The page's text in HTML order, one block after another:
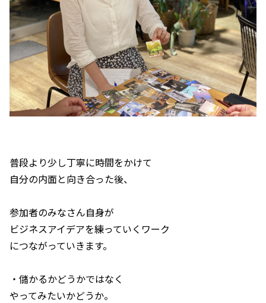
普段より少し丁寧に時間をかけて
自分の内面と向き合った後、
参加者のみなさん自身が
ビジネスアイデアを練っていくワーク
につながっていきます。
・儲かるかどうかではなく
やってみたいかどうか。